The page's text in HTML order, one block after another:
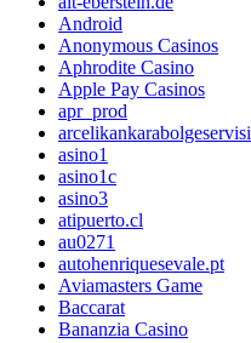
Android
Anonymous Casinos
Aphrodite Casino
Apple Pay Casinos
apr_prod
arcelikankarabolgeservisi
asino1
asino1c
asino3
atipuerto.cl
au0271
autohenriquesevale.pt
Aviamasters Game
Baccarat
Bananzia Casino